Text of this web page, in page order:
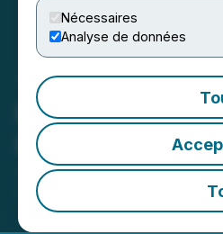
Nécessaires
Analyse de données
INFOR
Opens the
July 16, 2025 10:55 AM
Exchange